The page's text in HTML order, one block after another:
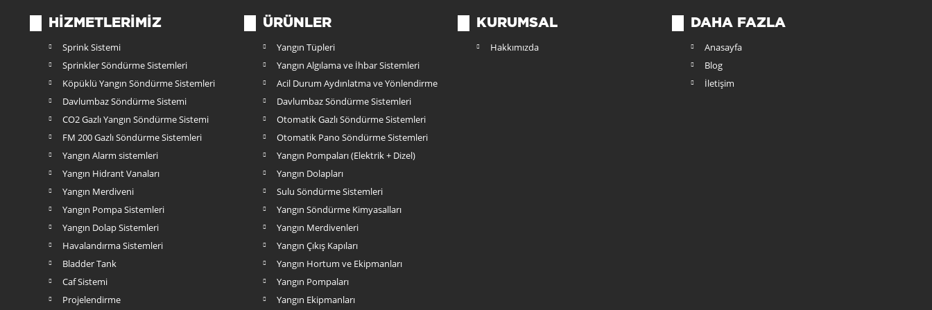
HIZMETLERIMIZ
Sprink Sistemi
Sprinkler Söndürme Sistemleri
Köpüklü Yangın Söndürme Sistemleri
Davlumbaz Söndürme Sistemi
CO2 Gazlı Yangın Söndürme Sistemi
FM 200 Gazlı Söndürme Sistemleri
Yangın Alarm sistemleri
Yangın Hidrant Vanaları
Yangın Merdiveni
Yangın Pompa Sistemleri
Yangın Dolap Sistemleri
Havalandırma Sistemleri
Bladder Tank
Caf Sistemi
Projelendirme
ÜRÜNLER
Yangın Tüpleri
Yangın Algılama ve İhbar Sistemleri
Acil Durum Aydınlatma ve Yönlendirme
Davlumbaz Söndürme Sistemleri
Otomatik Gazlı Söndürme Sistemleri
Otomatik Pano Söndürme Sistemleri
Yangın Pompaları (Elektrik + Dizel)
Yangın Dolapları
Sulu Söndürme Sistemleri
Yangın Söndürme Kimyasalları
Yangın Merdivenleri
Yangın Çıkış Kapıları
Yangın Hortum ve Ekipmanları
Yangın Pompaları
Yangın Ekipmanları
KURUMSAL
Hakkımızda
DAHA FAZLA
Anasayfa
Blog
İletişim